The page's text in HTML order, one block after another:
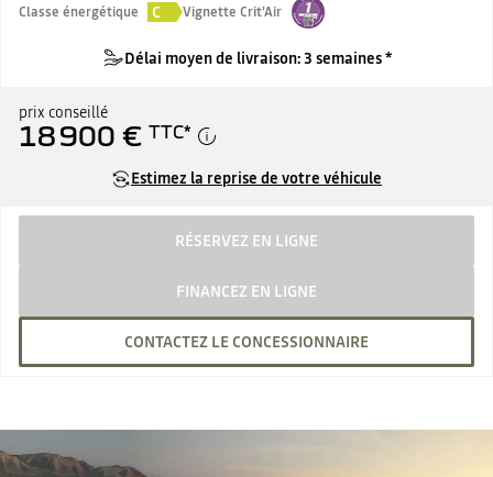
Classe énergétique
C Vignette Crit'Air
Délai moyen de livraison: 3 semaines *
prix conseillé
18 900 € TTC*
Estimez la reprise de votre véhicule
RÉSERVEZ EN LIGNE
FINANCEZ EN LIGNE
CONTACTEZ LE CONCESSIONNAIRE